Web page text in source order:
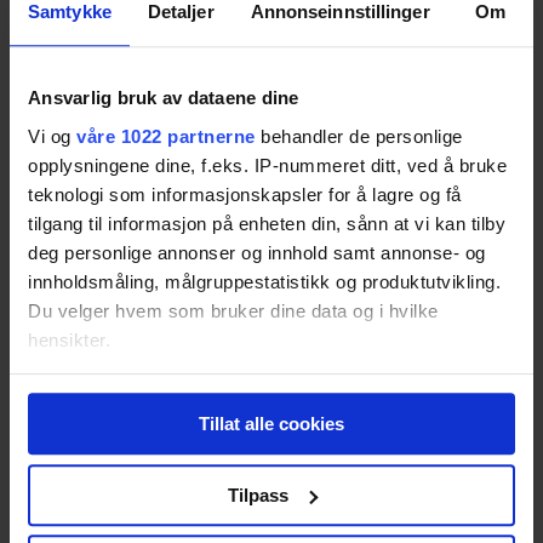
Samtykke Detaljer Annonseinnstillinger Om
Ansvarlig bruk av dataene dine
Vi og våre 1022 partnerne behandler de personlige
opplysningene dine, f.eks. IP-nummeret ditt, ved å bruke
teknologi som informasjonskapsler for å lagre og få
tilgang til informasjon på enheten din, sånn at vi kan tilby
deg personlige annonser og innhold samt annonse- og
innholdsmåling, målgruppestatistikk og produktutvikling.
Du velger hvem som bruker dine data og i hvilke
hensikter.
Hvis du gir oss lov, vil vi også gjerne:
Innhente informasjon om den geografiske
beliggenheten din, som kan være nøyaktig innenfor
Identifisere enheten din ved å aktivt skanne den
Tillat alle cookies
Tilpass
Exped SynMat 7
Resultatet er basert på3tester.Pris fra1 980,-
Pris fra
1 980,-